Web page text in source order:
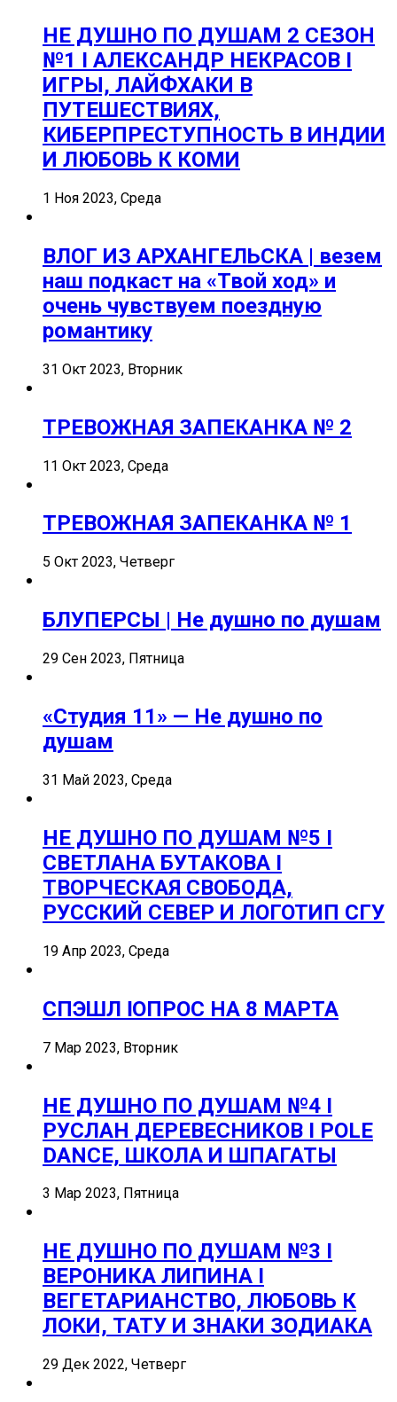
НЕ ДУШНО ПО ДУШАМ 2 СЕЗОН
№1 I АЛЕКСАНДР НЕКРАСОВ I
ИГРЫ, ЛАЙФХАКИ В
ПУТЕШЕСТВИЯХ,
КИБЕРПРЕСТУПНОСТЬ В ИНДИИ
И ЛЮБОВЬ К КОМИ
1 Ноя 2023, Среда
ВЛОГ ИЗ АРХАНГЕЛЬСКА | везем
наш подкаст на «Твой ход» и
очень чувствуем поездную
романтику
31 Окт 2023, Вторник
ТРЕВОЖНАЯ ЗАПЕКАНКА № 2
11 Окт 2023, Среда
ТРЕВОЖНАЯ ЗАПЕКАНКА № 1
5 Окт 2023, Четверг
БЛУПЕРСЫ | Не душно по душам
29 Сен 2023, Пятница
«Студия 11» — Не душно по
душам
31 Май 2023, Среда
НЕ ДУШНО ПО ДУШАМ №5 I
СВЕТЛАНА БУТАКОВА I
ТВОРЧЕСКАЯ СВОБОДА,
РУССКИЙ СЕВЕР И ЛОГОТИП СГУ
19 Апр 2023, Среда
СПЭШЛ ӏ ОПРОС НА 8 МАРТА
7 Мар 2023, Вторник
НЕ ДУШНО ПО ДУШАМ №4 I
РУСЛАН ДЕРЕВЕСНИКОВ I POLE
DANCE, ШКОЛА И ШПАГАТЫ
3 Мар 2023, Пятница
НЕ ДУШНО ПО ДУШАМ №3 I
ВЕРОНИКА ЛИПИНА I
ВЕГЕТАРИАНСТВО, ЛЮБОВЬ К
ЛОКИ, ТАТУ И ЗНАКИ ЗОДИАКА
29 Дек 2022, Четверг